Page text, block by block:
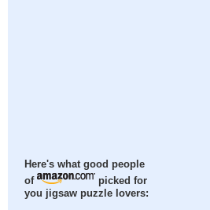
Here's what good people
of
picked for
you jigsaw puzzle lovers: